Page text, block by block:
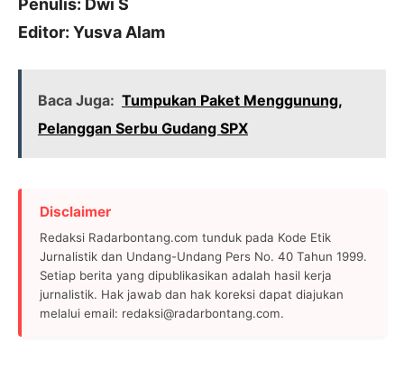
Penulis: Dwi S
Editor: Yusva Alam
Baca Juga: Tumpukan Paket Menggunung,
Pelanggan Serbu Gudang SPX
Disclaimer
Redaksi Radarbontang.com tunduk pada Kode Etik
Jurnalistik dan Undang-Undang Pers No. 40 Tahun 1999.
Setiap berita yang dipublikasikan adalah hasil kerja
jurnalistik. Hak jawab dan hak koreksi dapat diajukan
melalui email: redaksi@radarbontang.com.